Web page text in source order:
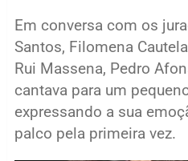
Em conversa com os
Santos, Filomena
Rui Massena, Pedro
cantava para um
expressando a sua
palco pela primeira vez.